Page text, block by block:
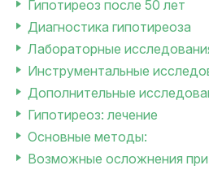
Гипотиреоз после 50 лет
Диагностика гипотиреоза
Лабораторные
Инструментальные
Дополнительные
Гипотиреоз: лечение
Основные методы:
Возможные осложнения при